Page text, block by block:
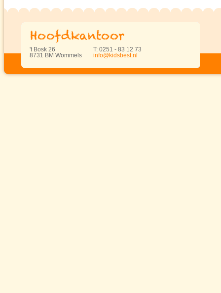
't Bosk 26
8731 BM Wommels
T: 0251 - 83 12 73
info@kidsbest.nl